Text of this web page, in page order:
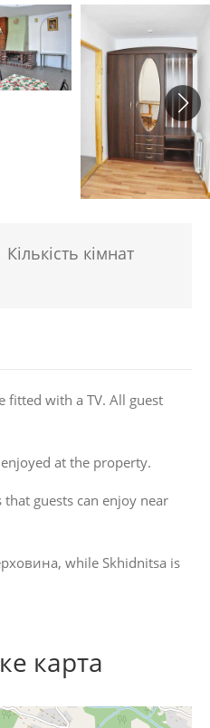
Кількість кімнат
fitted with a TV. All guest
at the property.
guests can enjoy near
while Skhidnitsa is
карта